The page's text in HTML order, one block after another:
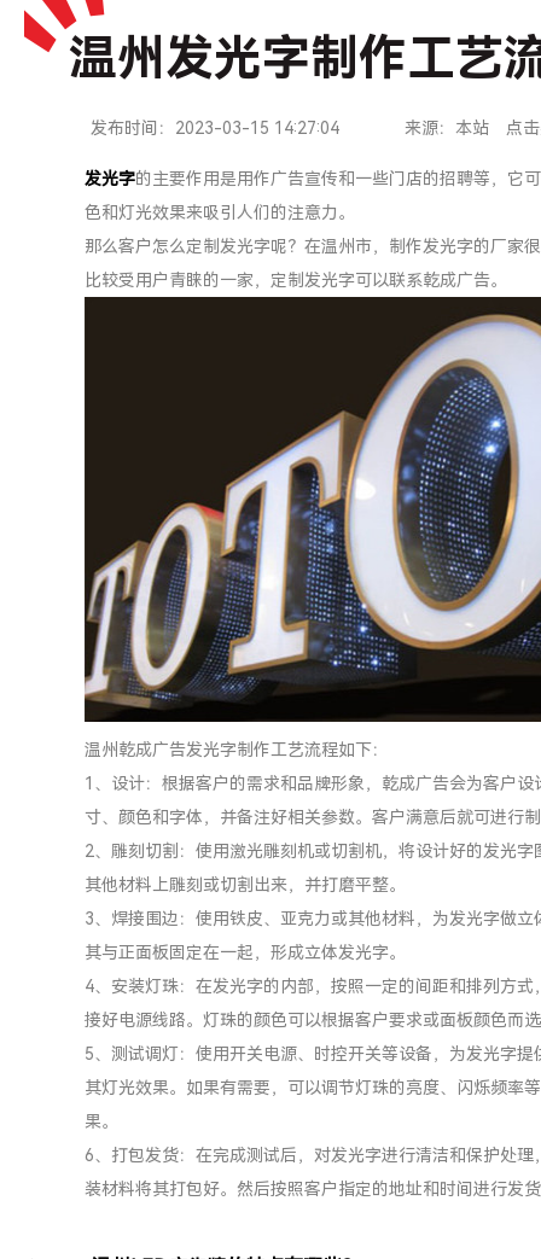
温州发光字制作工艺
发布时间：2023-03-15 14:27:04 来源：本站 点
发光字的主要作用是用作广告宣传和一些门店的招聘等，它
色和灯光效果来吸引人们的注意力。
那么客户怎么定制发光字呢？在温州市，制作发光字的厂家
比较受用户青睐的一家，定制发光字可以联系乾成广告。
温州乾成广告发光字制作工艺流程如下：
1、设计：根据客户的需求和品牌形象，乾成广告会为客户设
寸、颜色和字体，并备注好相关参数。客户满意后就可进行
2、雕刻切割：使用激光雕刻机或切割机，将设计好的发光字
其他材料上雕刻或切割出来，并打磨平整。
3、焊接围边：使用铁皮、亚克力或其他材料，为发光字做立
其与正面板固定在一起，形成立体发光字。
4、安装灯珠：在发光字的内部，按照一定的间距和排列方式
接好电源线路。灯珠的颜色可以根据客户要求或面板颜色而
5、测试调灯：使用开关电源、时控开关等设备，为发光字提
其灯光效果。如果有需要，可以调节灯珠的亮度、闪烁频率
果。
6、打包发货：在完成测试后，对发光字进行清洁和保护处理
装材料将其打包好。然后按照客户指定的地址和时间进行发